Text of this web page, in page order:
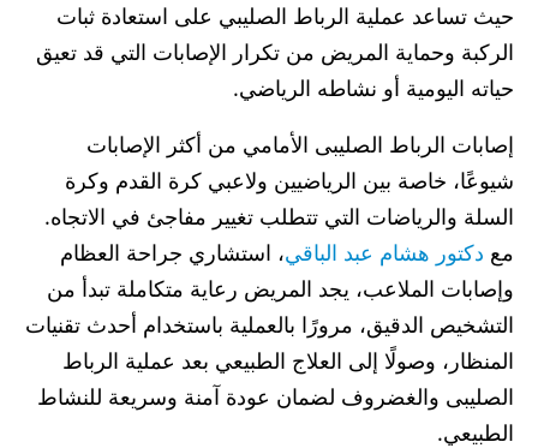
حيث تساعد عملية الرباط الصليبي على استعادة ثبات
الركبة وحماية المريض من تكرار الإصابات التي قد تعيق
حياته اليومية أو نشاطه الرياضي.
إصابات الرباط الصليبى الأمامي من أكثر الإصابات
شيوعًا، خاصة بين الرياضيين ولاعبي كرة القدم وكرة
السلة والرياضات التي تتطلب تغيير مفاجئ في الاتجاه.
مع دكتور هشام عبد الباقي، استشاري جراحة العظام
وإصابات الملاعب، يجد المريض رعاية متكاملة تبدأ من
التشخيص الدقيق، مرورًا بالعملية باستخدام أحدث تقنيات
المنظار، وصولًا إلى العلاج الطبيعي بعد عملية الرباط
الصليبى والغضروف لضمان عودة آمنة وسريعة للنشاط
الطبيعي.